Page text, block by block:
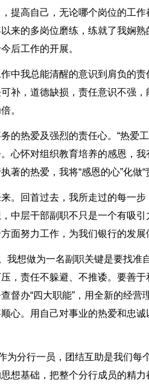
提高自己，无论哪个岗位的工
来的多岗位磨练，练就了我娴
后工作的开展。
中我总能清醒的意识到肩负的
补，道德缺损，责任意识不强
。
的热爱及强烈的责任心。“热爱
心怀对组织教育培养的感恩，
的热爱，我将“感恩的心”化做“
。回首过去，我所走过的每一
中层干部副职不只是一个有吸
面努力工作，为我们银行的发展
我想做为一名副职关键是要找
，责任不躲避、不推诿。要善
督办“四大职能”，用全新的经
心。用自己对事业的热爱和忠
为分行一员，团结互助是我们
想基础，把整个分行成员的精